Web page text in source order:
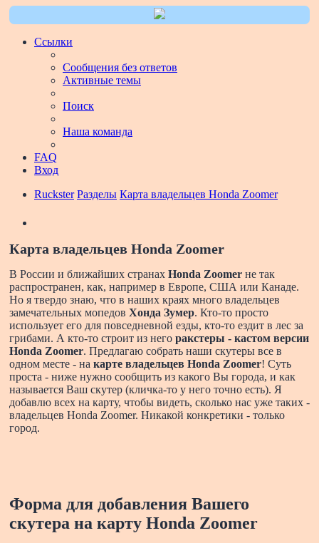
Ссылки
Сообщения без ответов
Активные темы
Поиск
Наша команда
FAQ
Вход
Ruckster Разделы Карта владельцев Honda Zoomer
Карта владельцев Honda Zoomer
В России и ближайших странах Honda Zoomer не так
распространен, как, например в Европе, США или Канаде.
Но я твердо знаю, что в наших краях много владельцев
замечательных мопедов Хонда Зумер. Кто-то просто
использует его для повседневной езды, кто-то ездит в лес за
грибами. А кто-то строит из него ракстеры - кастом версии
Honda Zoomer. Предлагаю собрать наши скутеры все в
одном месте - на карте владельцев Honda Zoomer! Суть
проста - ниже нужно сообщить из какого Вы города, и как
называется Ваш скутер (кличка-то у него точно есть). Я
добавлю всех на карту, чтобы видеть, сколько нас уже таких -
владельцев Honda Zoomer. Никакой конкретики - только
город.
Форма для добавления Вашего
скутера на карту Honda Zoomer